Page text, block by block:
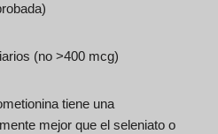
(no >400 mcg)
tiene una
mejor que el seleniato o